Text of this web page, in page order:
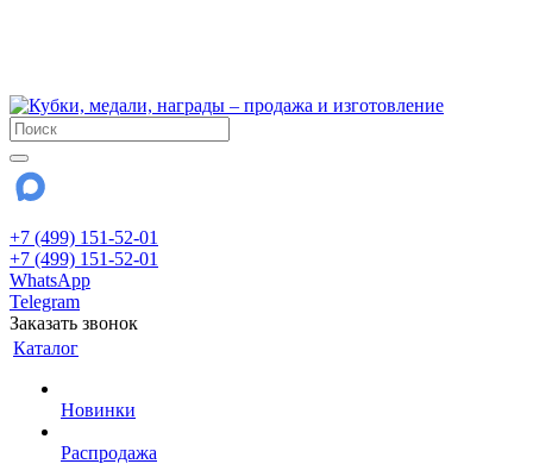
+7 (499) 151-52-01
+7 (499) 151-52-01
WhatsApp
Telegram
Заказать звонок
Каталог
Новинки
Распродажа